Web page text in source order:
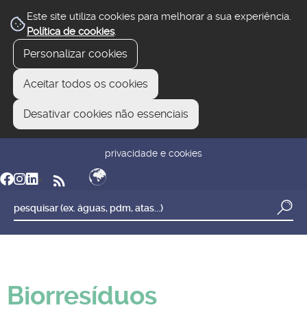
Este site utiliza cookies para melhorar a sua experiência.
Política de cookies.
Personalizar cookies
Aceitar todos os cookies
Desativar cookies não essenciais
privacidade e cookies
Biorresíduos